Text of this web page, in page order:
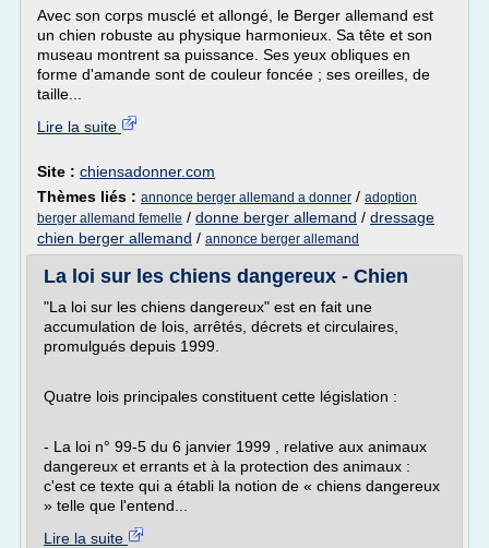
Avec son corps musclé et allongé, le Berger allemand est
un chien robuste au physique harmonieux. Sa tête et son
museau montrent sa puissance. Ses yeux obliques en
forme d'amande sont de couleur foncée ; ses oreilles, de
taille...
Lire la suite
Site : chiensadonner.com
Thèmes liés : annonce berger allemand a donner / adoption
berger allemand femelle / donne berger allemand / dressage
chien berger allemand / annonce berger allemand
La loi sur les chiens dangereux - Chien
"La loi sur les chiens dangereux" est en fait une
accumulation de lois, arrêtés, décrets et circulaires,
promulgués depuis 1999.
Quatre lois principales constituent cette législation :
- La loi n° 99-5 du 6 janvier 1999 , relative aux animaux
dangereux et errants et à la protection des animaux :
c'est ce texte qui a établi la notion de « chiens dangereux
» telle que l'entend...
Lire la suite